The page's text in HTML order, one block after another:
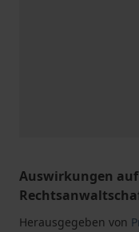
Auswirkungen
Herausgegeben von